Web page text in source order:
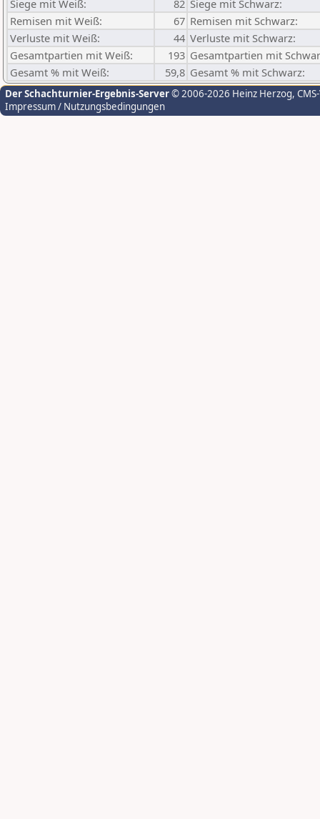
Siege mit Weiß:
82 Siege mit Schwarz:
Remisen mit Weiß:
67 Remisen mit Schwarz:
Verluste mit Weiß:
44 Verluste mit Schwarz:
Gesamtpartien mit Weiß:
193 Gesamtpartien mit
Gesamt % mit Weiß:
59,8 Gesamt % mit Schwarz:
Der Schachturnier-Ergebnis-Server© 2006-2026 Heinz Herzog,
Impressum / Nutzungsbedingungen